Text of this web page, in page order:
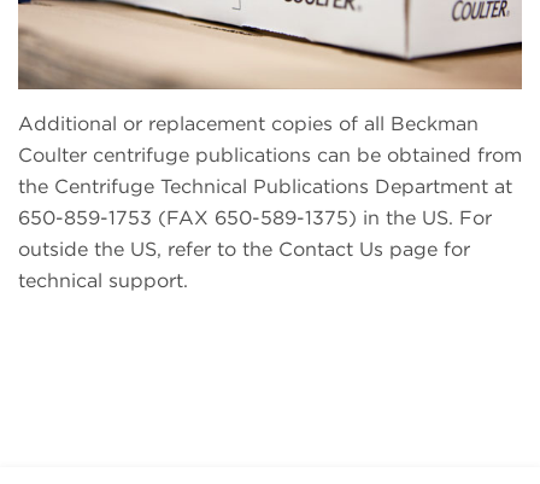
Additional or replacement copies of all Beckman
Coulter centrifuge publications can be obtained from
the Centrifuge Technical Publications Department at
650-859-1753 (FAX 650-589-1375) in the US. For
outside the US, refer to the Contact Us page for
technical support.